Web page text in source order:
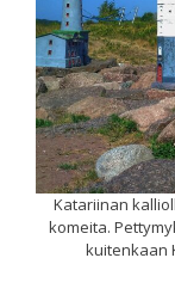
Katariinan
komeita.
kuitenkaan